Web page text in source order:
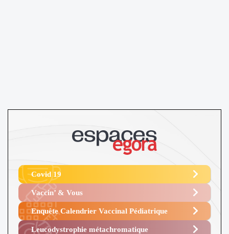
Covid 19
Vaccin’ & Vous
Enquête Calendrier Vaccinal Pédiatrique
Leucodystrophie métachromatique